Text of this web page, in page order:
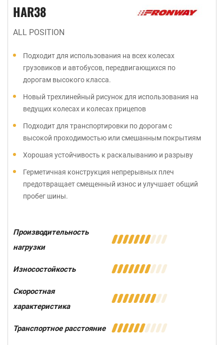
HAR38
ALL POSITION
Подходит для использования на всех колесах
грузовиков и автобусов, передвигающихся по
дорогам высокого класса.
Новый трехлинейный рисунок для использования на
ведущих колесах и колесах прицепов
Подходит для транспортировки по дорогам с
высокой проходимостью или смешанным покрытиям
Хорошая устойчивость к раскалыванию и разрыву
Герметичная конструкция непрерывных плеч
предотвращает смещенный износ и улучшает общий
пробег шины.
Производительность
нагрузки
Износостойкость
Скоростная
характеристика
Транспортное расстояние